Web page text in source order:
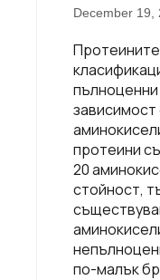
December 19,
протеини
20
стойност,
по-малък